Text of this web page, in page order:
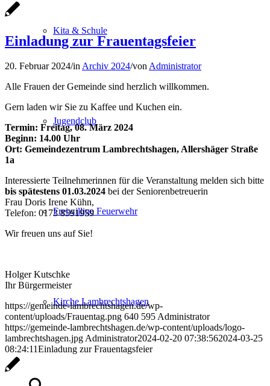
Kita & Schule
Jugendclub
Freiwillige Feuerwehr
Kirche Lambrechtshagen
Einladung zur Frauentagsfeier
20. Februar 2024/inArchiv 2024/vonAdministrator
Alle Frauen der Gemeinde sind herzlich willkommen.
Gern laden wir Sie zu Kaffee und Kuchen ein.
Termin: Freitag, 08. März 2024
Beginn: 14.00 Uhr
Ort: Gemeindezentrum Lambrechtshagen, Allershäger Straße
1a
Interessierte Teilnehmerinnen für die Veranstaltung melden sich bitte
bis spätestens 01.03.2024 bei der Seniorenbetreuerin
Frau Doris Irene Kühn,
Telefon: 0173 8591959
Wir freuen uns auf Sie!
Holger Kutschke
Ihr Bürgermeister
https://gemeinde-lambrechtshagen.de/wp-
content/uploads/Frauentag.png 640 595Administrator
https://gemeinde-lambrechtshagen.de/wp-content/uploads/logo-
lambrechtshagen.jpgAdministrator2024-02-20 07:38:562024-03-25
08:24:11Einladung zur Frauentagsfeier